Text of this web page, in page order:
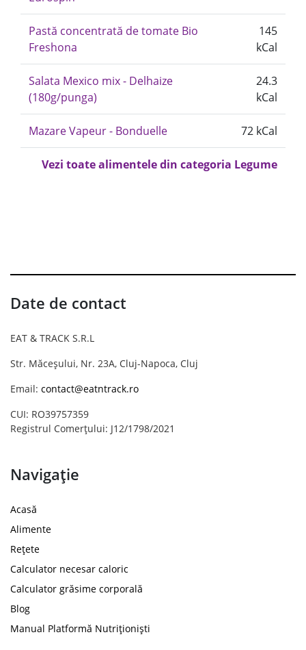
Pastă concentrată de tomate Bio
Freshona
145
kCal
Salata Mexico mix - Delhaize
(180g/punga)
24.3
kCal
Mazare Vapeur - Bonduelle 72 kCal
Vezi toate alimentele din categoria Legume
Date de contact
EAT & TRACK S.R.L
Str. Măceșului, Nr. 23A, Cluj-Napoca, Cluj
Email: contact@eatntrack.ro
CUI: RO39757359
Registrul Comerțului: J12/1798/2021
Navigație
Acasă
Alimente
Rețete
Calculator necesar caloric
Calculator grăsime corporală
Blog
Manual Platformă Nutriționiști